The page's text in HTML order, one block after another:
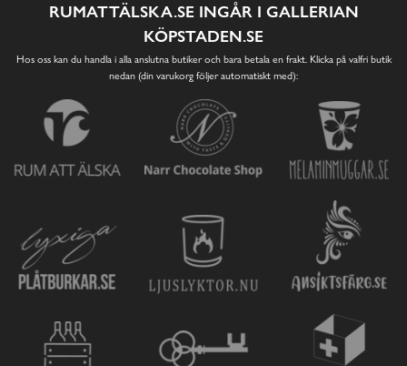
RUMATTÄLSKA.SE INGÅR I GALLERIAN
KÖPSTADEN.SE
Hos oss kan du handla i alla anslutna butiker och bara betala en frakt. Klicka på valfri butik
nedan (din varukorg följer automatiskt med):